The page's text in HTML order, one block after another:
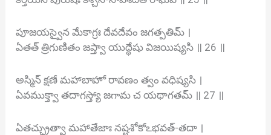
పూజయస్వైన మేకాగ్రః దేవదేవం జగత్పతిమ్ ।
ఏతత్ త్రిగుణితం జప్త్వా యుద్ధేషు విజయిష్యసి ॥ 26 ॥
అస్మిన్ క్షణే మహాబాహో రావణం త్వం వధిష్యసి ।
ఏవముక్త్వా తదాగస్త్యో జగామ చ యథాగతమ్ ॥ 27 ॥
ఏతచ్ఛ్రుత్వా మహాతేజాః నష్టశోకోఽభవత్-తదా ।